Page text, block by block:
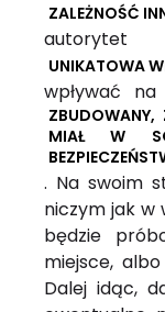
ZALEŻNOŚĆ
UNIKATOWA
wpływać
ZBUDOWANY,
MIAŁ W
. Na swoim
niczym jak w
będzie
miejsce,
Dalej idąc,